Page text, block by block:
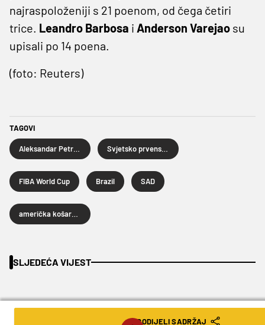
najraspoloženiji s 21 poenom, od čega četiri
trice. Leandro Barbosa i Anderson Varejao su
upisali po 14 poena.
(foto: Reuters)
TAGOVI
FIBA World Cup Brazil SAD
SLJEDEĆA VIJEST
PODIJELI SADRŽAJ